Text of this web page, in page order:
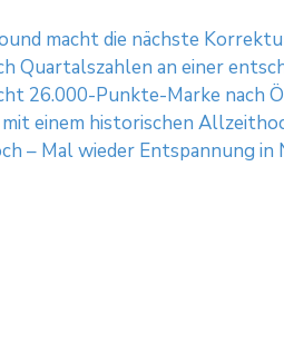
macht die nächste
Quartalszahlen an einer
26.000-Punkte-Marke nach
einem historischen
– Mal wieder Entspannung in